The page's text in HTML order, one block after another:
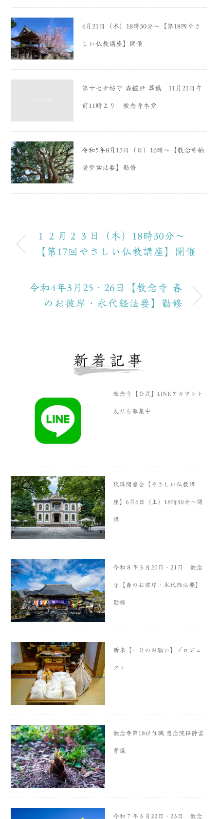
4月21日（木）18時30分〜【第18回やさ
しい仏教講座】開催
第十七世坊守 森經世 葬儀 11月21日午
前11時より 教念寺本堂
令和5年8月13日（日）16時〜【教念寺納
骨堂盆法要】勤修
１２月２３日（木）18時30分〜
【第17回やさしい仏教講座】開催
令和4年3月25・26日【教念寺 春
のお彼岸・永代経法要】勤修
新着記事
教念寺【公式】LINEアカウント
友だち募集中！
玖珠聞熏会【やさしい仏教講
座】6月6日（土）18時30分〜開
講
令和８年３月20日・21日 教念
寺【春のお彼岸・永代経法要】
勤修
新米【一升のお願い】プロジェ
クト
教念寺第18世住職 慈念院釋静雲
葬儀
令和７年３月22日・23日 教念